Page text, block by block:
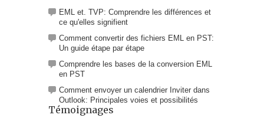
EML et. TVP: Comprendre les différences et
ce qu'elles signifient
Comment convertir des fichiers EML en PST:
Un guide étape par étape
Comprendre les bases de la conversion EML
en PST
Comment envoyer un calendrier Inviter dans
Outlook: Principales voies et possibilités
Témoignages